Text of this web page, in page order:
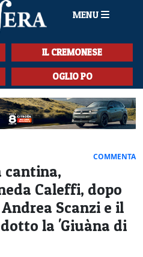
MENU
IL CREMONESE
OGLIO PO
COMMENTA
cantina,
Caleffi, dopo
Scanzi e il
la 'Giuàna di